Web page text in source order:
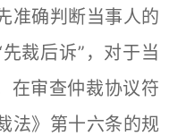
准确判断当事人的
裁后诉”，对于当
在审查仲裁协议符
法》第十六条的规